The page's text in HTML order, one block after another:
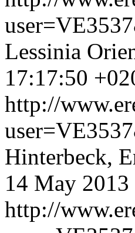
Lessinia
17:17:50
http://
Hinterbeck,
14 May
http://